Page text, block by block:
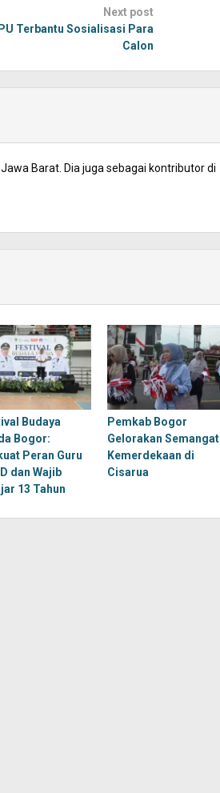
Next post
Terbantu Sosialisasi Para
Calon
Barat. Dia juga sebagai kontributor di
Budaya
Bogor:
Peran Guru
dan Wajib
13 Tahun
Pemkab Bogor
Gelorakan Semangat
Kemerdekaan di
Cisarua